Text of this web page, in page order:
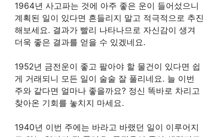
1964년 사고파는 것에 아주 좋은 운이 들어섰으니
계획된 일이 있다면 흔들리지 말고 적극적으로 추진
해보세요. 결과가 빨리 나타나므로 자신감이 생겨
더욱 좋은 결과를 얻을 수 있겠네요.
1952년 금전운이 좋고 팔아야 할 물건이 있다면 쉽
게 거래되니 모든 일이 술술 잘 풀리네요. 늘 이번
주와 같다면 얼마나 좋을까요? 정신 똑바로 차리고
찾아온 기회를 놓치지 마세요.
1940년 이번 주에는 바라고 바랬던 일이 이루어지